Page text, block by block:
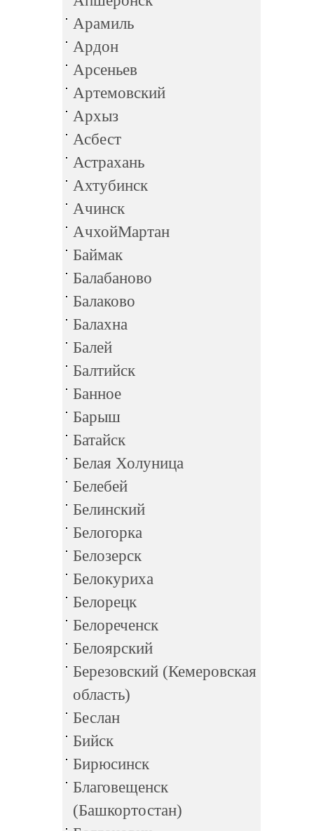
Арамиль
Ардон
Арсеньев
Артемовский
Архыз
Асбест
Астрахань
Ахтубинск
Ачинск
АчхойМартан
Баймак
Балабаново
Балаково
Балахна
Балей
Балтийск
Банное
Барыш
Батайск
Белая Холуница
Белебей
Белинский
Белогорка
Белозерск
Белокуриха
Белорецк
Белореченск
Белоярский
Березовский (Кемеровская
область)
Беслан
Бийск
Бирюсинск
Благовещенск
(Башкортостан)